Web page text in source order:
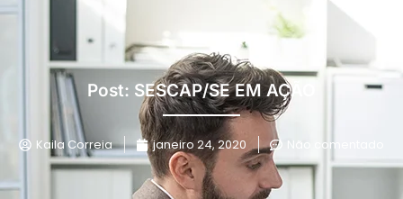
Post: SESCAP/SE EM AÇÃO
Kaila Correia janeiro 24, 2020 Não comentado